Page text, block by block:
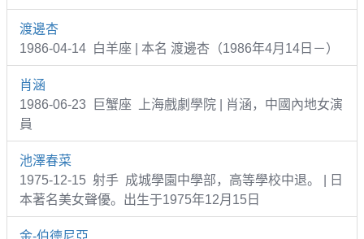
渡邊杏
1986-04-14 白羊座 | 本名 渡邊杏（1986年4月14日－）
肖涵
1986-06-23 巨蟹座 上海戲劇學院 | 肖涵，中國內地女演
員
池澤春菜
1975-12-15 射手 成城學園中學部，高等學校中退。 | 日
本著名美女聲優。出生于1975年12月15日
金-伯德尼亞